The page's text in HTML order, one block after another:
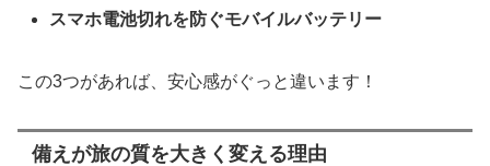
スマホ電池切れを防ぐモバイルバッテリー
この3つがあれば、安心感がぐっと違います！
備えが旅の質を大きく変える理由